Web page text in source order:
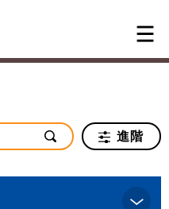
進階